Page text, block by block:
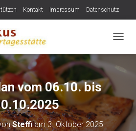
Kontakt Impressum Datenschutz
vom 06.10. bis
Steffiam3. Oktober 2025